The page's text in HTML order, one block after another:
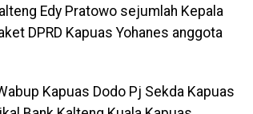
Edy Pratowo sejumlah Kepala
DPRD Kapuas Yohanes anggota
Kapuas Dodo Pj Sekda Kapuas